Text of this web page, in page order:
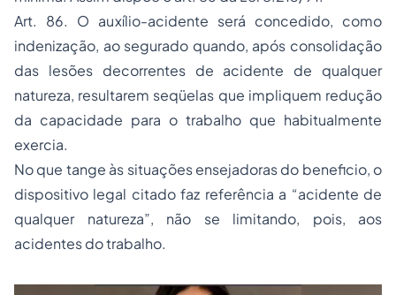
Art. 86. O auxílio-acidente será concedido, como
indenização, ao segurado quando, após consolidação
das lesões decorrentes de acidente de qualquer
natureza, resultarem seqüelas que impliquem redução
da capacidade para o trabalho que habitualmente
exercia.
No que tange às situações ensejadoras do beneficio, o
dispositivo legal citado faz referência a “acidente de
qualquer natureza”, não se limitando, pois, aos
acidentes do trabalho.